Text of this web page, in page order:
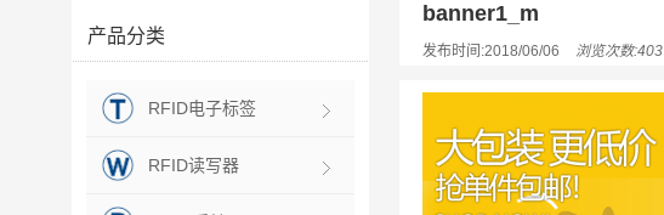
产品分类
RFID电子标签
RFID读写器
banner1_m
发布时间:2018/06/06 浏览次数:403